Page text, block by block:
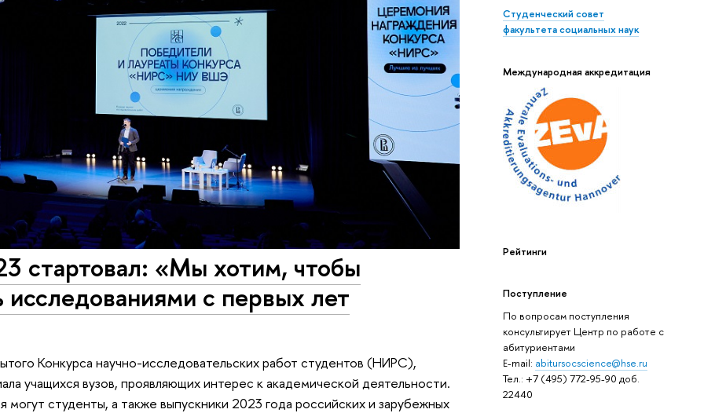
Студенческий совет
факультета социальных наук
Международная аккредитация
Рейтинги
Поступление
По вопросам поступления
консультирует Центр по работе с
абитуриентами
E-mail: abitursocscience@hse.ru
Тел.: +7 (495) 772-95-90 доб.
22440
стартовал: «Мы хотим, чтобы
исследованиями с первых лет
Конкурса научно-исследовательских работ студентов (НИРС),
учащихся вузов, проявляющих интерес к академической деятельности.
могут студенты, а также выпускники 2023 года российских и зарубежных